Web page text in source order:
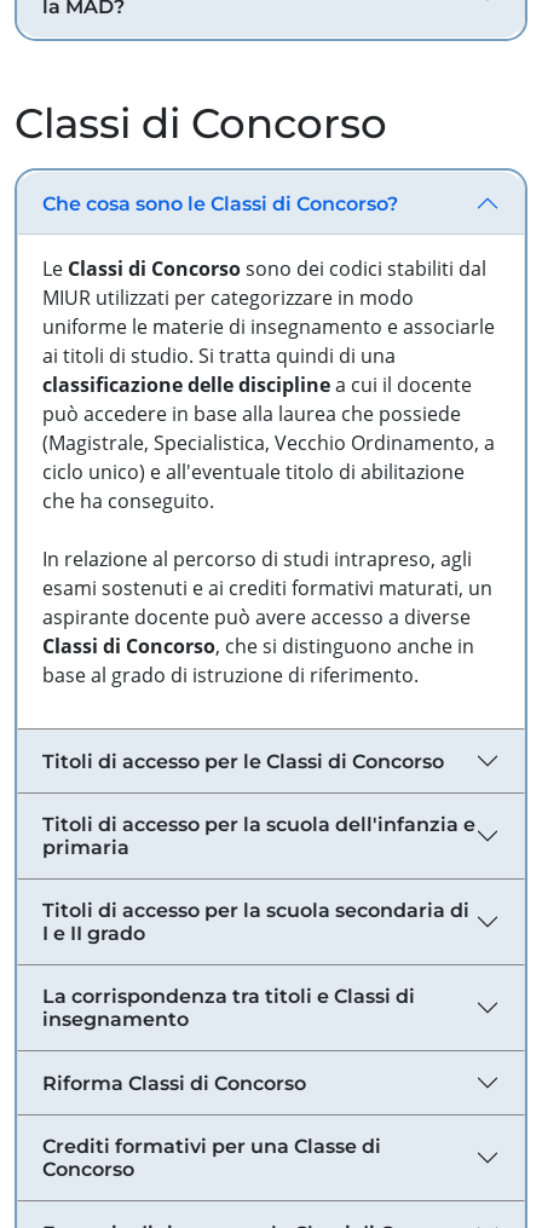
la MAD?
Classi di Concorso
Che cosa sono le Classi di Concorso?
Le Classi di Concorsosono dei codici stabiliti dal
MIUR utilizzati per categorizzare in modo
uniforme le materie di insegnamento e associarle
ai titoli di studio. Si tratta quindi di una
classificazione delle disciplinea cui il docente
può accedere in base alla laurea che possiede
(Magistrale, Specialistica, Vecchio Ordinamento, a
ciclo unico) e all'eventuale titolo di abilitazione
che ha conseguito.
In relazione al percorso di studi intrapreso, agli
esami sostenuti e ai crediti formativi maturati, un
aspirante docente può avere accesso a diverse
Classi di Concorso, che si distinguono anche in
base al grado di istruzione di riferimento.
Titoli di accesso per le Classi di Concorso
Titoli di accesso per la scuola dell'infanzia e
primaria
Titoli di accesso per la scuola secondaria di
I e II grado
La corrispondenza tra titoli e Classi di
insegnamento
Riforma Classi di Concorso
Crediti formativi per una Classe di
Concorso